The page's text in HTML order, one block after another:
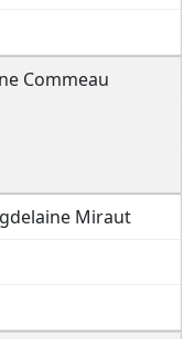
Commeau
Miraut